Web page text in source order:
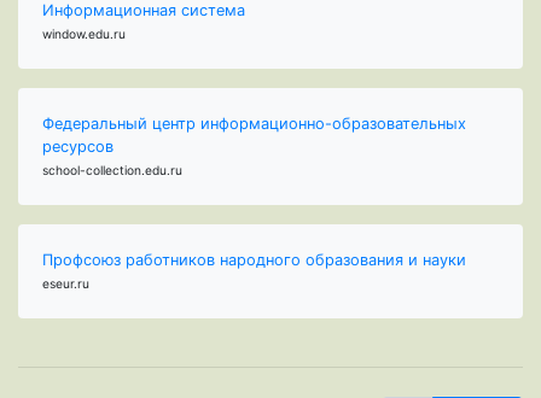
Информационная система
window.edu.ru
Федеральный центр информационно-образовательных
ресурсов
school-collection.edu.ru
Профсоюз работников народного образования и науки
eseur.ru